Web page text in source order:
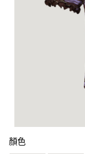
顏色